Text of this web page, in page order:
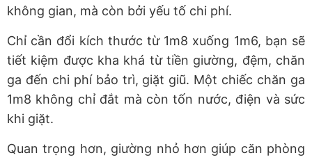
không gian, mà còn bởi yếu tố chi phí.
Chỉ cần đổi kích thước từ 1m8 xuống 1m6, bạn sẽ
tiết kiệm được kha khá từ tiền giường, đệm, chăn
ga đến chi phí bảo trì, giặt giũ. Một chiếc chăn ga
1m8 không chỉ đắt mà còn tốn nước, điện và sức
khi giặt.
Quan trọng hơn, giường nhỏ hơn giúp căn phòng